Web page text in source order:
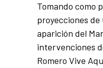
Tomando como
proyecciones de
aparición del
intervenciones
Romero Vive